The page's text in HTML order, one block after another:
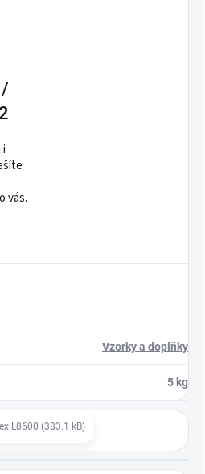
i
vás.
Vzorky a doplňky
5 kg
L8600 (383.1 kB)